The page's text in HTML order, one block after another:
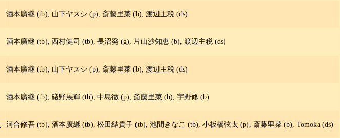
酒本廣継 (tb), 山下ヤスシ (p), 斎藤里菜 (b), 渡辺主税 (ds)
酒本廣継 (tb), 西村健司 (tb), 長沼発 (g), 片山沙知恵 (b), 渡辺主税 (ds)
酒本廣継 (tb), 山下ヤスシ (p), 斎藤里菜 (b), 渡辺主税 (ds)
酒本廣継 (tb), 礒野展輝 (tb), 中島徹 (p), 斎藤里菜 (b), 宇野修 (b)
河合修吾 (tb), 酒本廣継 (tb), 松田結貴子 (tb), 池間きなこ (tb), 小板橋弦太 (p), 斎藤里菜 (b), Tomoka (ds)